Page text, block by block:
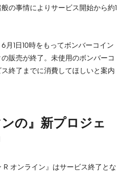
の事情によりサービス開始から約1
月1日10時をもってボンバーコイン
販売が終了。未使用のボンバーコ
終了までに消費してほしいと案内
ンの』新プロジェ
R オンライン』はサービス終了とな